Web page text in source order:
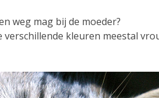
weg mag bij de moeder?
kleuren meestal